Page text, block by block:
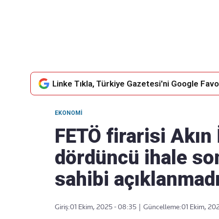
Linke Tıkla, Türkiye Gazetesi'ni Google
EKONOMI
FETÖ firarisi Akın
dördüncü ihale
sahibi
Giriş:01 Ekim, 2025 - 08:35 Güncelleme:01 Ekim,